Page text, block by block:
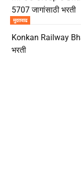
5707 जागांसाठी भरती
मुदतवाढ
Konkan Railway
भरती